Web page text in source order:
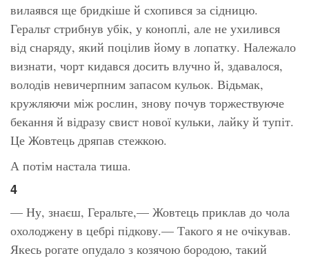
вилаявся ще бридкіше й схопився за сідницю.
Геральт стрибнув убік, у коноплі, але не ухилився
від снаряду, який поцілив йому в лопатку. Належало
визнати, чорт кидався досить влучно й, здавалося,
володів невичерпним запасом кульок. Відьмак,
кружляючи між рослин, знову почув торжествуюче
бекання й відразу свист нової кульки, лайку й тупіт.
Це Жовтець дряпав стежкою.
А потім настала тиша.
4
— Ну, знаєш, Геральте,— Жовтець приклав до чола
охолоджену в цебрі підкову.— Такого я не очікував.
Якесь рогате опудало з козячою бородою, такий